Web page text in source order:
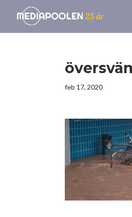
feb 17, 2020